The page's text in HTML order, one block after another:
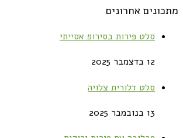
מתכונים אחרונים
סלט פירות בסירופ אסייתי
12 בדצמבר 2025
סלט דלורית צלויה
13 בנובמבר 2025